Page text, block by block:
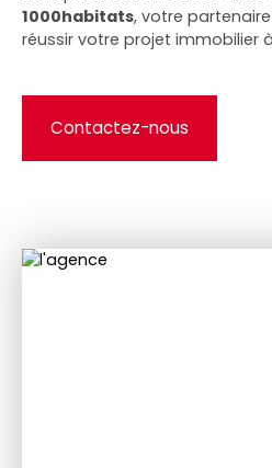
1000habitats, votre
réussir votre projet immobilier
Contactez-nous